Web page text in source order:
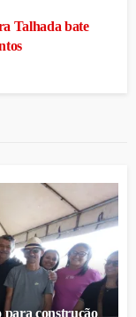
Talhada bate
para construção